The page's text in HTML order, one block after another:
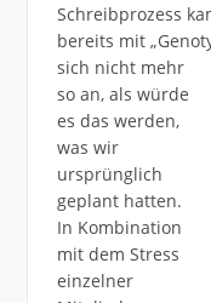
Schreibprozess
bereits mit
sich nicht mehr
so an, als würde
es das werden,
was wir
ursprünglich
geplant hatten.
In Kombination
mit dem Stress
einzelner